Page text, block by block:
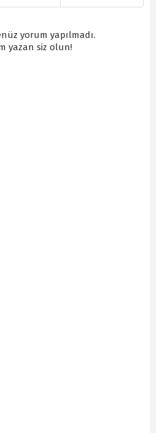
yorum yapılmadı.
yazan siz olun!